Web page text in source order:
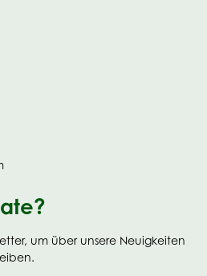
um über unsere Neuigkeiten